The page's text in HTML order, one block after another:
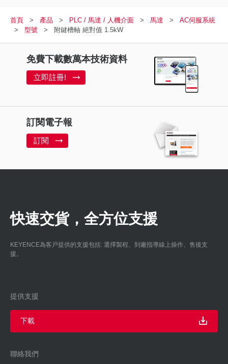
首頁 產品 PLC / 馬達 / 人機介面 馬達
AC伺服系統
型號
附鍵槽軸 絕對值 1.5kW
免費下載數萬本技術資料
立即註冊!
訂閱電子報
訂閱
快速交貨，全方位支援
KEYENCE為客戸提供的支援包括: 選擇製程、到廠指導線上操作、售後支
援。
提供支援
下載
聯絡我們